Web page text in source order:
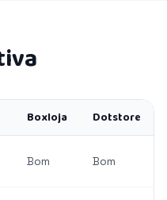
Boxloja Dotstore
Bom Bom